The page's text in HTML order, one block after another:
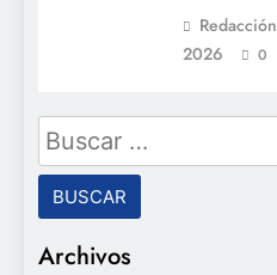
Redacción
2026
0
Buscar:
Archivos